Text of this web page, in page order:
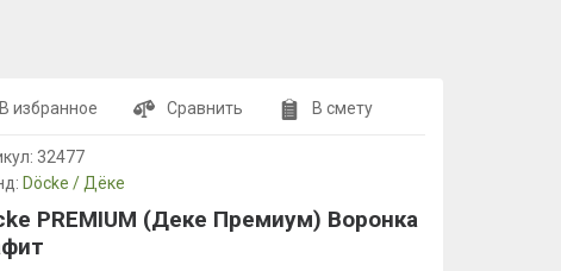
В избранное Сравнить В смету
32477
Döcke / Дёке
PREMIUM (Деке Премиум) Воронка